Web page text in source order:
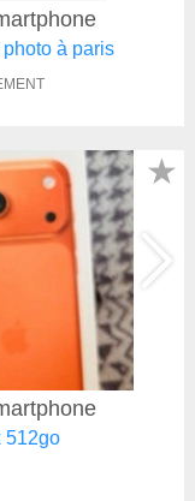
à paris
512go
★